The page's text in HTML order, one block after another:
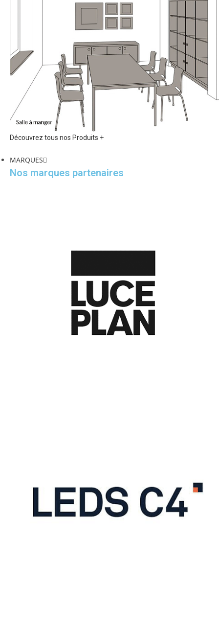
Découvrez tous nos Produits +
MARQUES
Nos marques partenaires